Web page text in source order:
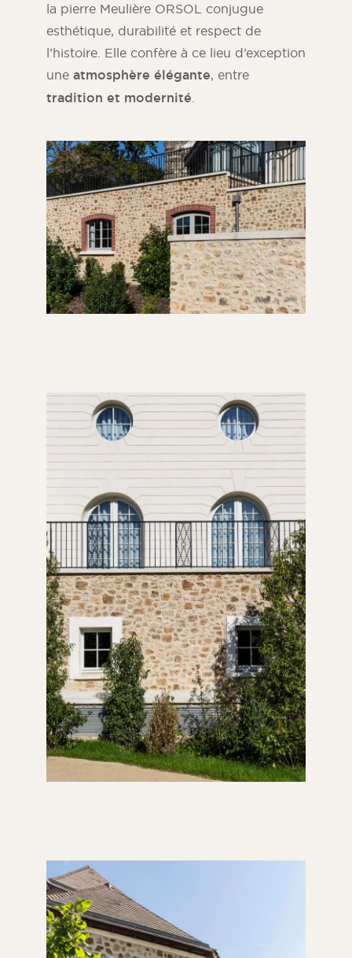
la pierre Meulière ORSOL conjugue
esthétique, durabilité et respect de
l’histoire. Elle confère à ce lieu d’exception
une atmosphère élégante, entre
tradition et modernité.